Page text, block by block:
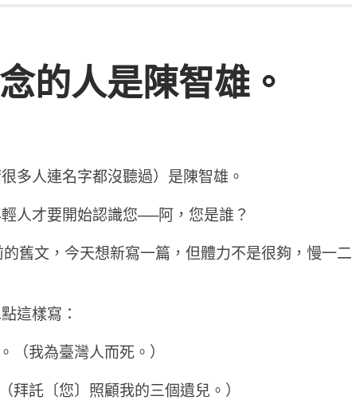
的人是陳智雄。
多人連名字都沒聽過）是陳智雄。
人才要開始認識您──阿，您是誰？
舊文，今天想新寫一篇，但體力不是很夠，慢一二
這樣寫：
（我為臺灣人而死。）
拜託〔您〕照顧我的三個遺兒。）